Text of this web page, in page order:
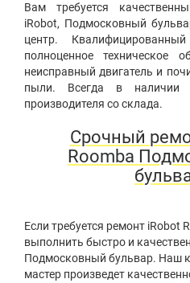
Вам требуется
iRobot, Подмосковный
центр.
полноценное техническое
неисправный двигатель и
пыли. Всегда в наличии
производителя со склада.
Срочный
Roomba
Если требуется ремонт iRobot
выполнить быстро и
Подмосковный бульвар. Наш
мастер произведет